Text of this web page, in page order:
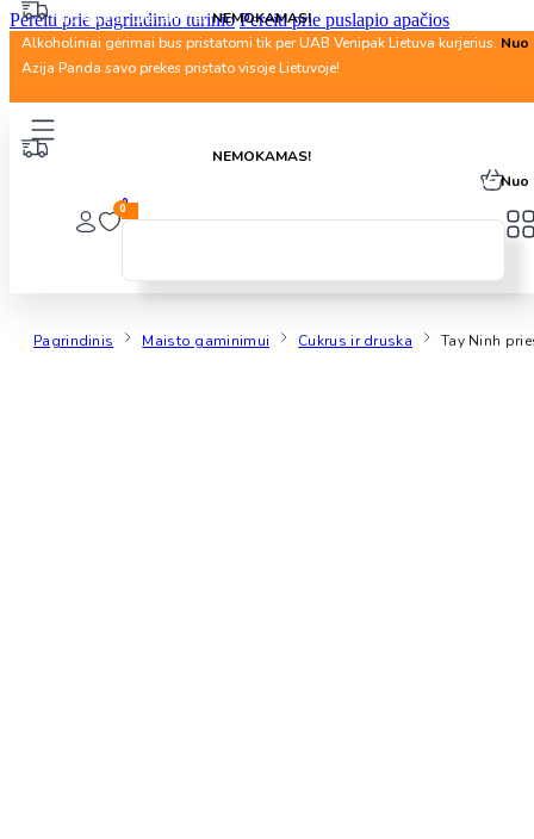
Pereiti prie pagrindinio turinio Pereiti prie puslapio apačios
Nuo 40 Eur. pristatymasNEMOKAMAS!
Alkoholiniai gėrimai bus pristatomi tik per UAB Venipak Lietuva kurjerius. Nuo
Azija Panda savo prekes pristato visoje Lietuvoje!
NEMOKAMAS!
Alkoholiniai gėrimai bus pristatomi tik per UAB Venipak Lietuva kurjerius.Nuo
00
Pagrindinis Maisto gaminimui Cukrus ir druska Tay Ninh